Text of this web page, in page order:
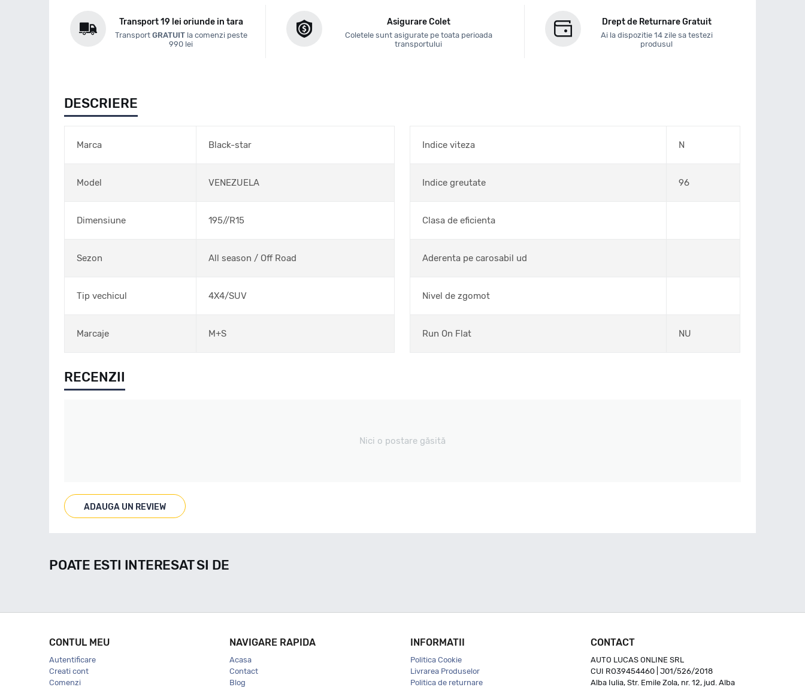
Transport 19 lei oriunde in tara
Transport GRATUITla comenzi peste
990 lei
Asigurare Colet
Coletele sunt asigurate pe toata perioada
transportului
Drept de Returnare Gratuit
Ai la dispozitie 14 zile sa testezi
produsul
DESCRIERE
Marca Black-star
Model VENEZUELA
Dimensiune 195//R15
Sezon All season / Off Road
Tip vechicul 4X4/SUV
Marcaje M+S
Indice viteza N
Indice greutate 96
Clasa de eficienta
Aderenta pe carosabil ud
Nivel de zgomot
Run On Flat NU
RECENZII
Nici o postare găsită
ADAUGA UN REVIEW
POATE ESTI INTERESAT SI DE
CONTUL MEU
Autentificare
Creati cont
Comenzi
NAVIGARE RAPIDA
Acasa
Contact
Blog
INFORMATII
Politica Cookie
Livrarea Produselor
Politica de returnare
CONTACT
AUTO LUCAS ONLINE SRL
CUI RO39454460 | J01/526/2018
Alba Iulia, Str. Emile Zola, nr. 12, jud. Alba